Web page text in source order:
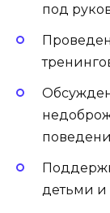
под
детьми и